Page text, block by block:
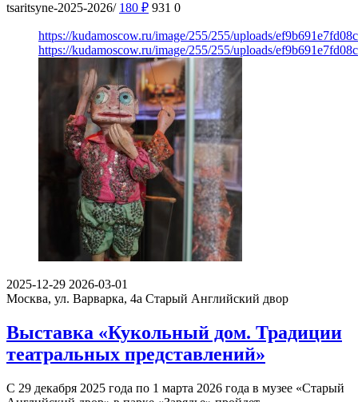
tsaritsyne-2025-2026/ 180 ₽ 931 0
https://kudamoscow.ru/image/255/255/uploads/
https://kudamoscow.ru/image/255/255/uploads/
2025-12-29 2026-03-01
Москва, ул. Варварка, 4а Старый Английский двор
Выставка «Кукольный дом. Традиции
театральных представлений»
С 29 декабря 2025 года по 1 марта 2026 года в музее «Старый